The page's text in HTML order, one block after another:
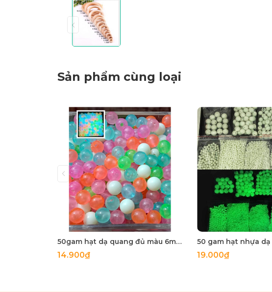
Sản phẩm cùng loại
50gam hạt dạ quang đủ màu 6mm, 8mm, 10mm, 12mm, hạt nhựa tròn
14.900₫ 19.000₫